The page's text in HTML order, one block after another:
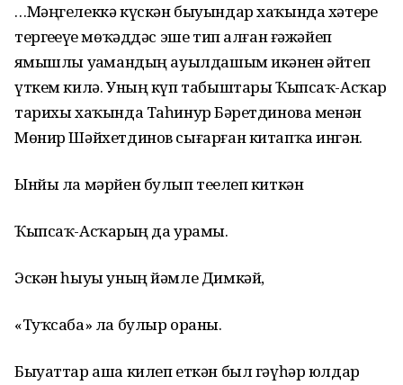
…Мәңгелеккә күскән быуындар хаҡында хәтерҙе
тергеҙеүҙе мөҡәддәс эше тип алған ғәжәйеп
яҙмышлы уҙамандың ауылдашым икәнен әйтеп
үткем килә. Уның күп табыштары Ҡыпсаҡ-Асҡар
тарихы хаҡында Таһинур Бәҙретдинова менән
Мөнир Шәйхетдинов сығарған китапҡа ингән.
Ынйы ла мәрйен булып теҙелеп киткән
Ҡыпсаҡ-Асҡарҙың да урамы.
Эскән һыуы уның йәмле Димкәй,
«Туҡсаба» ла булыр ораны.
Быуаттар аша килеп еткән был гәүһәр юлдар